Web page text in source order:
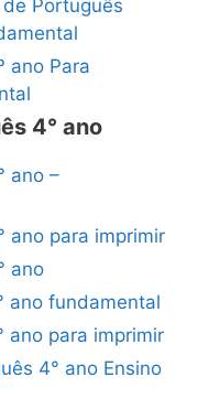
Português
ano Para
4° ano
ano –
ano para imprimir
ano
ano fundamental
ano para imprimir
4° ano Ensino